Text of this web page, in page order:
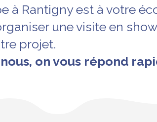
à Rantigny est à votre
une visite en
projet.
on vous répond